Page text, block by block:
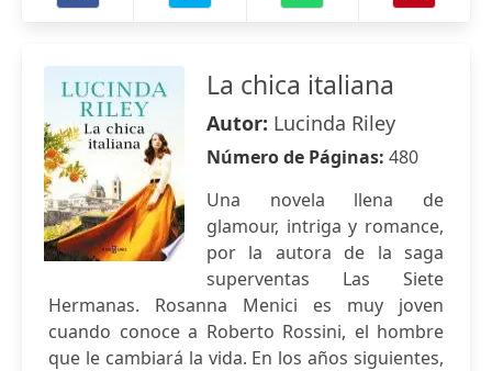
La chica italiana
Autor: Lucinda Riley
Número de Páginas: 480
Una novela llena de
glamour, intriga y romance,
por la autora de la saga
superventas Las Siete
Hermanas. Rosanna Menici es muy joven
cuando conoce a Roberto Rossini, el hombre
que le cambiará la vida. En los años siguientes,